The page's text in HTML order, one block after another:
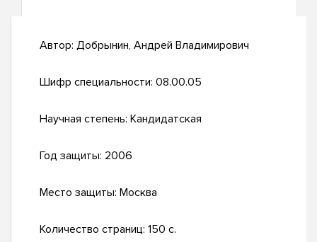
Автор: Добрынин, Андрей Владимирович
Шифр специальности: 08.00.05
Научная степень: Кандидатская
Год защиты: 2006
Место защиты: Москва
Количество страниц: 150 с.